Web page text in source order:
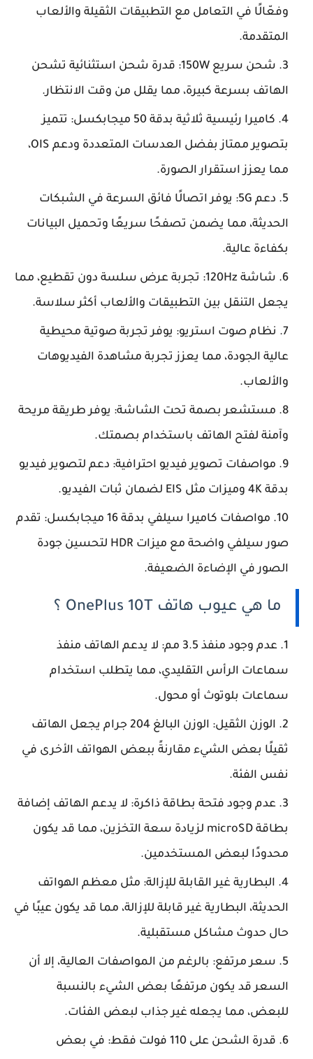
وفعّالًا في التعامل مع التطبيقات الثقيلة والألعاب
المتقدمة.
شحن سريع 150W: قدرة شحن استثنائية تشحن
الهاتف بسرعة كبيرة، مما يقلل من وقت الانتظار.
كاميرا رئيسية ثلاثية بدقة 50 ميجابكسل: تتميز
بتصوير ممتاز بفضل العدسات المتعددة ودعم OIS،
مما يعزز استقرار الصورة.
دعم 5G: يوفر اتصالًا فائق السرعة في الشبكات
الحديثة، مما يضمن تصفحًا سريعًا وتحميل البيانات
بكفاءة عالية.
شاشة 120Hz: تجربة عرض سلسة دون تقطيع، مما
يجعل التنقل بين التطبيقات والألعاب أكثر سلاسة.
نظام صوت استريو: يوفر تجربة صوتية محيطية
عالية الجودة، مما يعزز تجربة مشاهدة الفيديوهات
والألعاب.
مستشعر بصمة تحت الشاشة: يوفر طريقة مريحة
وآمنة لفتح الهاتف باستخدام بصمتك.
مواصفات تصوير فيديو احترافية: دعم لتصوير فيديو
بدقة 4K وميزات مثل EIS لضمان ثبات الفيديو.
مواصفات كاميرا سيلفي بدقة 16 ميجابكسل: تقدم
صور سيلفي واضحة مع ميزات HDR لتحسين جودة
الصور في الإضاءة الضعيفة.
ما هي عيوب هاتف OnePlus 10T ؟
عدم وجود منفذ 3.5 مم: لا يدعم الهاتف منفذ
سماعات الرأس التقليدي، مما يتطلب استخدام
سماعات بلوتوث أو محول.
الوزن الثقيل: الوزن البالغ 204 جرام يجعل الهاتف
ثقيلًا بعض الشيء مقارنةً ببعض الهواتف الأخرى في
نفس الفئة.
عدم وجود فتحة بطاقة ذاكرة: لا يدعم الهاتف إضافة
بطاقة microSD لزيادة سعة التخزين، مما قد يكون
محدودًا لبعض المستخدمين.
البطارية غير القابلة للإزالة: مثل معظم الهواتف
الحديثة، البطارية غير قابلة للإزالة، مما قد يكون عيبًا في
حال حدوث مشاكل مستقبلية.
سعر مرتفع: بالرغم من المواصفات العالية، إلا أن
السعر قد يكون مرتفعًا بعض الشيء بالنسبة
للبعض، مما يجعله غير جذاب لبعض الفئات.
قدرة الشحن على 110 فولت فقط: في بعض